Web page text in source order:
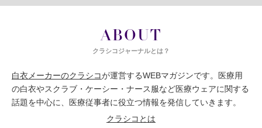
ABOUT
クラシコジャーナルとは？
白衣メーカーのクラシコが運営するWEBマガジンです。医療用
の白衣やスクラブ・ケーシー・ナース服など医療ウェアに関する
話題を中心に、医療従事者に役立つ情報を発信していきます。
クラシコとは